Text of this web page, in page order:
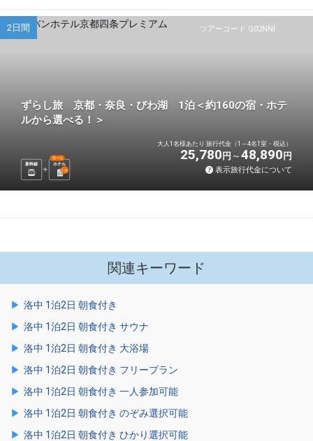
ツアーコード Q02NNI
2日間
ずらし旅 京都・奈良・びわ湖 1泊＜約160の宿・ホテ
ルから選べる！＞
新幹線 ホテル
選べる
1 泊
大人1名様あたり 旅行代金（1～4名1室・税込）
25,780 円 48,890 円
表示旅行代金について
関連キーワード
洛中 1泊2日 朝食付き
洛中 1泊2日 朝食付き サウナ
洛中 1泊2日 朝食付き 大浴場
洛中 1泊2日 朝食付き フリープラン
洛中 1泊2日 朝食付き 一人参加可能
洛中 1泊2日 朝食付き のぞみ選択可能
洛中 1泊2日 朝食付き ひかり選択可能